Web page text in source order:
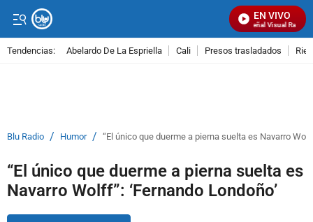
EN VIVO
Señal Visual Radio
Tendencias: Abelardo De La Espriella Cali Presos trasladados
Blu Radio / Humor / “El único que duerme a pierna suelta es Navarro
“El único que duerme a pierna suelta es
Navarro Wolff”: ‘Fernando Londoño’